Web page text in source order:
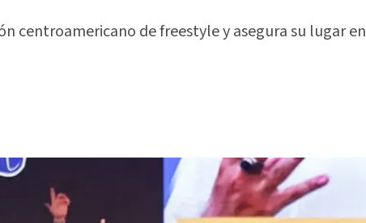
centroamericano de freestyle y asegura su lugar en